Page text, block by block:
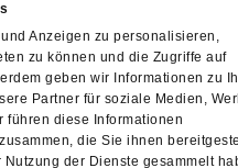
Anzeigen zu personalisieren,
zu können und die Zugriffe auf
geben wir Informationen zu
Partner für soziale Medien,
führen diese Informationen
die Sie ihnen
der Dienste gesammelt
als geplant«
in ein wilderes,
hat alles verloren – den
Doch ausgerechnet im